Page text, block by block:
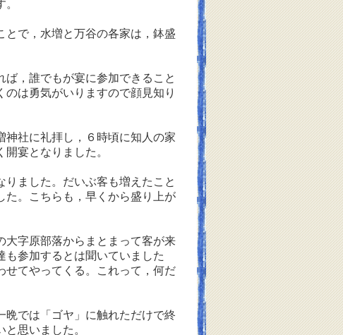
で，水増と万谷の各家は，鉢盛
，誰でもが宴に参加できること
は勇気がいりますので顔見知り
社に礼拝し，６時頃に知人の家
宴となりました。
ました。だいぶ客も増えたこと
た。こちらも，早くから盛り上が
字原部落からまとまって客が来
も参加するとは聞いていました
せてやってくる。これって，何だ
では「ゴヤ」に触れただけで終
思いました。